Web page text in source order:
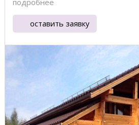
оставить заявку